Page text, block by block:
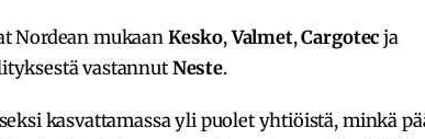
Nordean mukaan Kesko,Valmet,Cargotecja
vastannutNeste.
kasvattamassa yli puolet yhtiöistä, minkä